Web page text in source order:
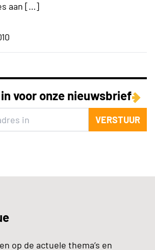
aan […]
voor onze nieuwsbrief
VERSTUUR
op de actuele thema’s en